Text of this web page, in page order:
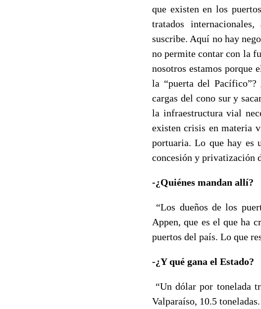
que existen en los
tratados
suscribe. Aquí no hay
no permite contar con la
nosotros estamos porque
la “puerta del Pacífico”?
cargas del cono sur y
la infraestructura vial
existen crisis en materia
portuaria. Lo que hay es
concesión y privatización
-¿Quiénes mandan allí?
“Los dueños de los
Appen, que es el que ha
puertos del país. Lo que
-¿Y qué gana el Estado?
“Un dólar por tonelada
Valparaíso, 10.5